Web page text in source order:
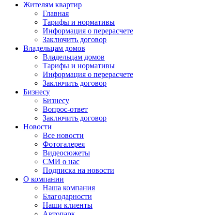
Жителям квартир
Главная
Тарифы и нормативы
Информация о перерасчете
Заключить договор
Владельцам домов
Владельцам домов
Тарифы и нормативы
Информация о перерасчете
Заключить договор
Бизнесу
Бизнесу
Вопрос-ответ
Заключить договор
Новости
Все новости
Фотогалерея
Видеосюжеты
СМИ о нас
Подписка на новости
О компании
Наша компания
Благодарности
Наши клиенты